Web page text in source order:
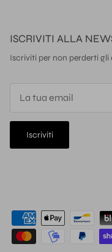
ISCRIVITI ALLA
Iscriviti per non perderti
Iscriviti